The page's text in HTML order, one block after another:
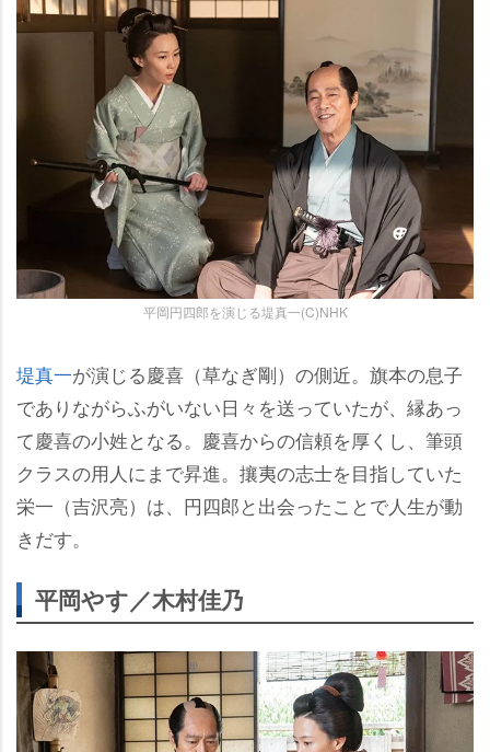
平岡円四郎を演じる堤真一(C)NHK
堤真一が演じる慶喜（草なぎ剛）の側近。旗本の息子
でありながらふがいない日々を送っていたが、縁あっ
て慶喜の小姓となる。慶喜からの信頼を厚くし、筆頭
クラスの用人にまで昇進。攘夷の志士を目指していた
栄一（吉沢亮）は、円四郎と出会ったことで人生が動
きだす。
平岡やす／木村佳乃